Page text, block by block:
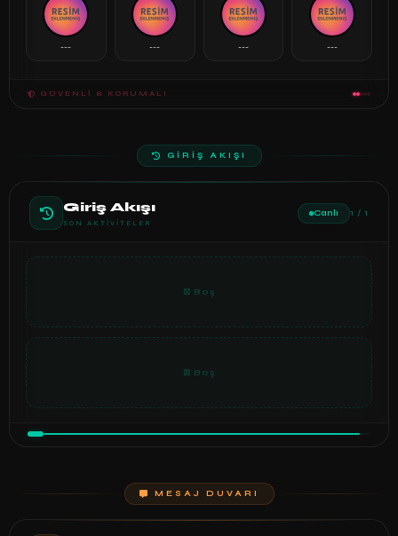
--- --- --- ---
GÜVENLI & KORUMALI
GİRİŞ AKIŞI
Giriş Akışı
SON AKTIVITELER
Canlı 1 / 1
⊠ Boş
⊠ Boş
MESAJ DUVARI